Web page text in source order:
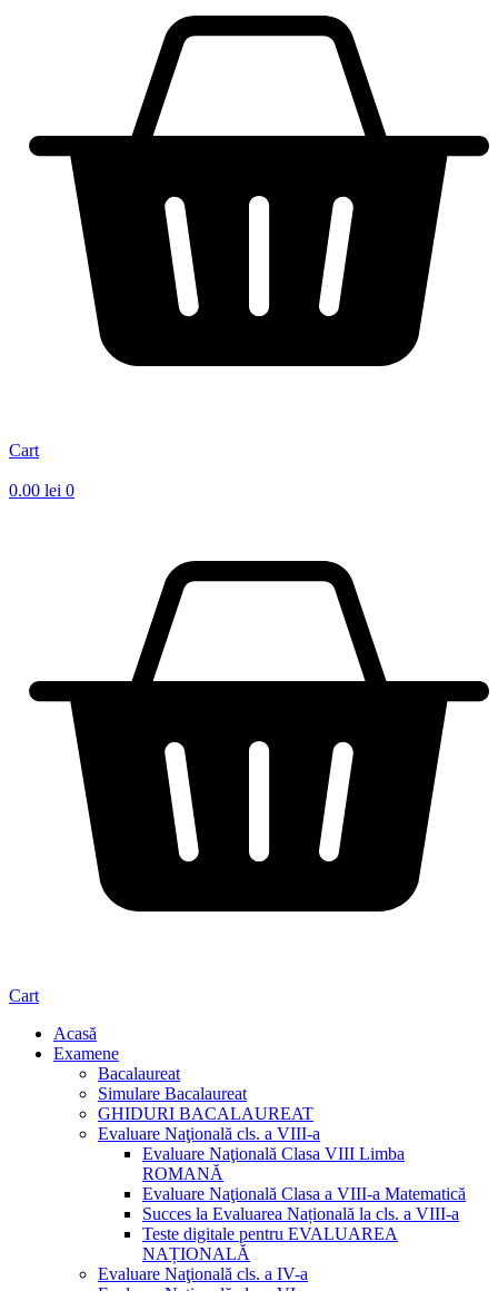
Cart
0.00 lei 0
Cart
Acasă
Examene
Bacalaureat
Simulare Bacalaureat
GHIDURI BACALAUREAT
Evaluare Naţională cls. a VIII-a
Evaluare Naţională Clasa VIII Limba
ROMANĂ
Evaluare Naţională Clasa a VIII-a Matematică
Succes la Evaluarea Națională la cls. a VIII-a
Teste digitale pentru EVALUAREA
NAȚIONALĂ
Evaluare Naţională cls. a IV-a